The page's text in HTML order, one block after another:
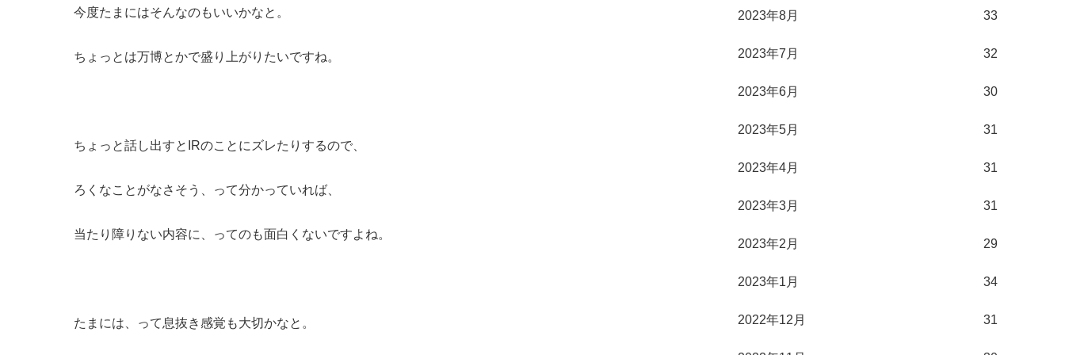
今度たまにはそんなのもいいかなと。
ちょっとは万博とかで盛り上がりたいですね。
ちょっと話し出すとIRのことにズレたりするので、
ろくなことがなさそう、って分かっていれば、
当たり障りない内容に、ってのも面白くないですよね。
たまには、って息抜き感覚も大切かなと。
2023年8月 33
2023年7月 32
2023年6月 30
2023年5月 31
2023年4月 31
2023年3月 31
2023年2月 29
2023年1月 34
2022年12月 31